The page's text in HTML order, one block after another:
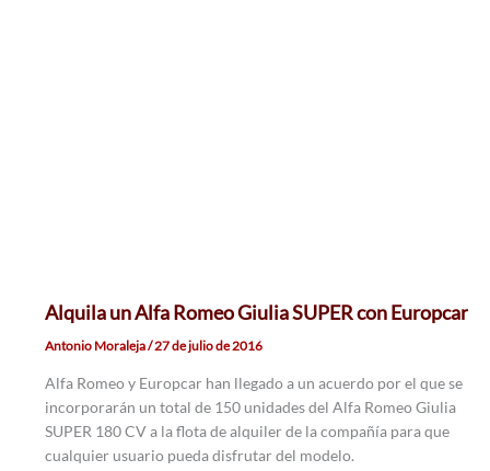
Alquila un Alfa Romeo Giulia SUPER con Europcar
Antonio Moraleja/27 de julio de 2016
Alfa Romeo y Europcar han llegado a un acuerdo por el que se
incorporarán un total de 150 unidades del Alfa Romeo Giulia
SUPER 180 CV a la flota de alquiler de la compañía para que
cualquier usuario pueda disfrutar del modelo.